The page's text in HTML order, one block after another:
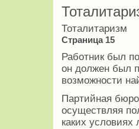
Тоталитаризм
Страница 15
Работник был
он должен был
возможности
Партийная
осуществляя
каких условиях